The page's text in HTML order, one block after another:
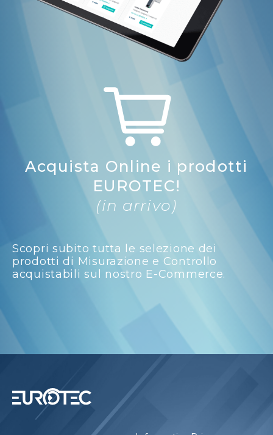
Acquista Online i prodotti
EUROTEC!
(in arrivo)
Scopri subito tutta le selezione dei
prodotti di Misurazione e Controllo
acquistabili sul nostro E-Commerce.